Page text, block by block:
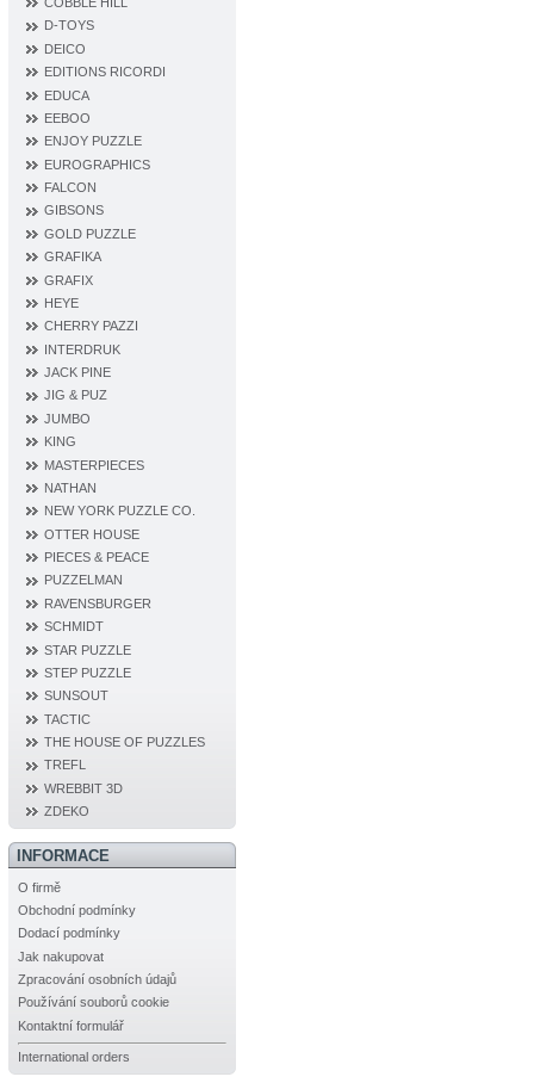
D‐TOYS
DEICO
EDITIONS RICORDI
EDUCA
EEBOO
ENJOY PUZZLE
EUROGRAPHICS
FALCON
GIBSONS
GOLD PUZZLE
GRAFIKA
GRAFIX
HEYE
CHERRY PAZZI
INTERDRUK
JACK PINE
JIG & PUZ
JUMBO
KING
MASTERPIECES
NATHAN
NEW YORK PUZZLE CO.
OTTER HOUSE
PIECES & PEACE
PUZZELMAN
RAVENSBURGER
SCHMIDT
STAR PUZZLE
STEP PUZZLE
SUNSOUT
TACTIC
THE HOUSE OF PUZZLES
TREFL
WREBBIT 3D
ZDEKO
INFORMACE
O firmě
Obchodní podmínky
Dodací podmínky
Jak nakupovat
Zpracování osobních údajů
Používání souborů cookie
Kontaktní formulář
International orders